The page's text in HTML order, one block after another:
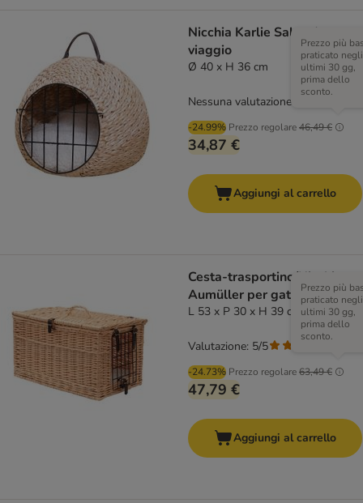
Nicchia Karlie Salus da
viaggio
Ø 40 x H 36 cm
-24.99% Prezzo regolare46,49 €
Prezzo più
praticato negli
ultimi 30 gg,
prima dello
sconto.
34,87 €
Nessuna valutazione
Aggiungi al carrello
Cesta-trasportino/Nicchia
Aumüller per gatti
L 53 x P 30 x H 39 cm
-24.73% Prezzo regolare63,49 €
Prezzo più
praticato negli
ultimi 30 gg,
prima dello
sconto.
47,79 €
Valutazione: 5/5
Aggiungi al carrello